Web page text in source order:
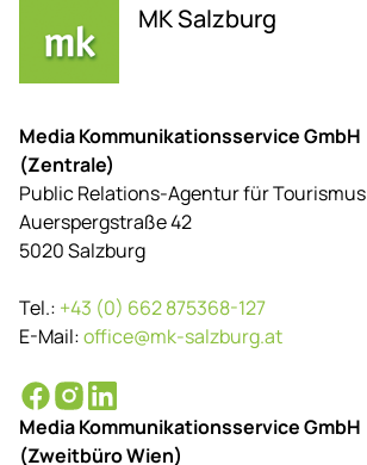
MK Salzburg
Media Kommunikationsservice GmbH
(Zentrale)
Public Relations-Agentur für Tourismus
Auerspergstraße 42
5020 Salzburg
Tel.: +43 (0) 662 875368-127
E-Mail:office@mk-salzburg.at
Media Kommunikationsservice GmbH
(Zweitbüro Wien)